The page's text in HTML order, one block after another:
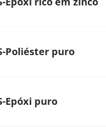
Poliéster puro
Epóxi puro